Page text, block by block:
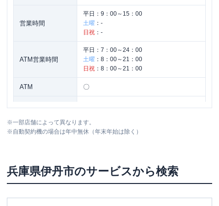
営業時間
平日： 9：00～15：00
土曜 ： -
日祝 ： -
ATM営業時間
平日： 7：00～24：00
土曜 ： 8：00～21：00
日祝 ： 8：00～21：00
ATM 〇
住所 兵庫県伊丹市西台1-5-3
※一部店舗によって異なります。
※自動契約機の場合は年中無休（年末年始は除く）
兵庫県伊丹市のサービスから検索